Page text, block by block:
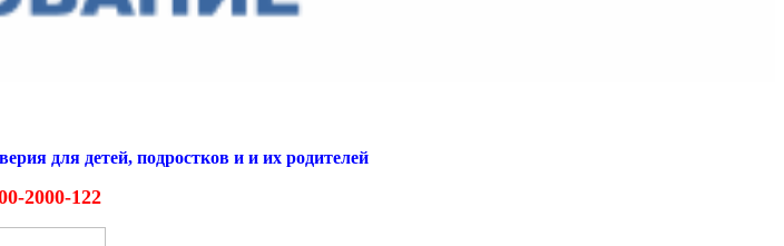
для детей, подростков и и их родителей
2000-122